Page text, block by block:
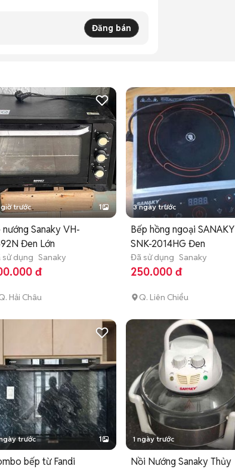
Đăng bán
giờ trước 1
nướng Sanaky VH-
Đen Lớn
sử dụng Sanaky
đ
Hải Châu
3 ngày trước
Bếp hồng ngoại SANAKY
SNK-2014HG Đen
Đã sử dụng Sanaky
250.000 đ
Q. Liên Chiểu
trước 1
bếp từ Fandi
1 ngày trước
Nồi Nướng Sanaky Thủy